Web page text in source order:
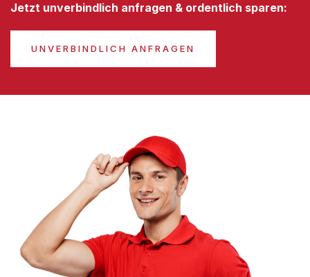
Jetzt unverbindlich anfragen & ordentlich sparen:
UNVERBINDLICH ANFRAGEN